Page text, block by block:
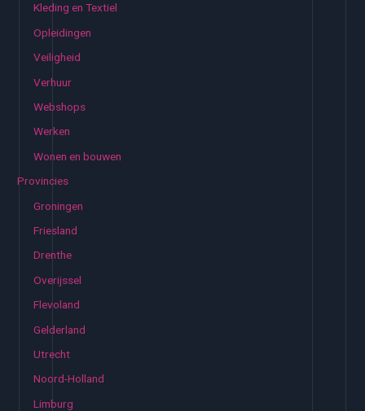
Kleding en Textiel
Opleidingen
Veiligheid
Verhuur
Webshops
Werken
Wonen en bouwen
Provincies
Groningen
Friesland
Drenthe
Overijssel
Flevoland
Gelderland
Utrecht
Noord-Holland
Limburg